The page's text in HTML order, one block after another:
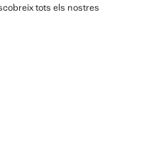
tots els nostres